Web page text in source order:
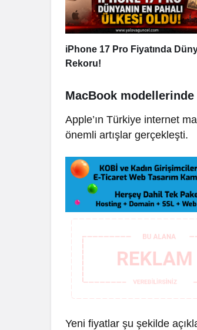
iPhone 17 Pro Fiyatında
Rekoru!
MacBook modellerinde
Apple’ın Türkiye internet
önemli artışlar gerçekleşti.
Yeni fiyatlar şu şekilde